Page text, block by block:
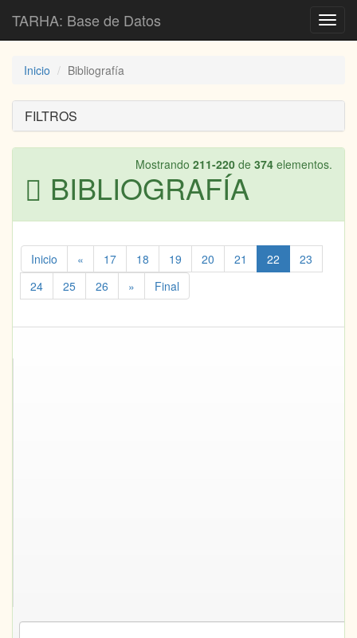
TARHA: Base de Datos
Inicio Bibliografía
FILTROS
Mostrando 211-220 de 374 elementos.
BIBLIOGRAFÍA
Inicio « 17 18 19 20 21 22
23
24
25 26 » Final